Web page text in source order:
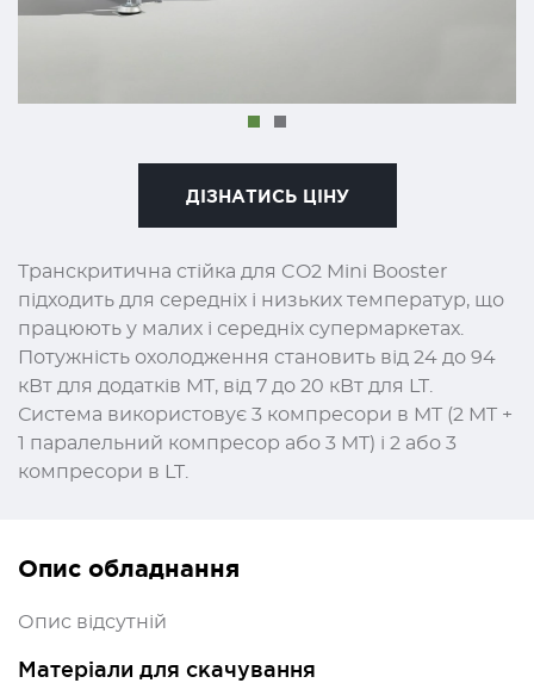
ДІЗНАТИСЬ ЦІНУ
Транскритична стійка для CO2 Mini Booster
підходить для середніх і низьких температур, що
працюють у малих і середніх супермаркетах.
Потужність охолодження становить від 24 до 94
кВт для додатків MT, від 7 до 20 кВт для LT.
Система використовує 3 компресори в MT (2 MT +
1 паралельний компресор або 3 MT) і 2 або 3
компресори в LT.
Опис обладнання
Опис відсутній
Матеріали для скачування